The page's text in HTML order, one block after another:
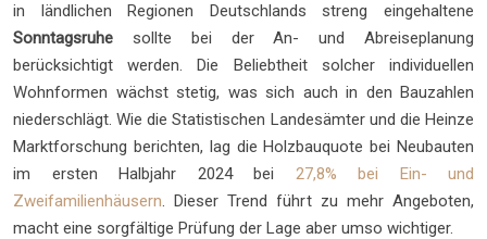
in ländlichen Regionen Deutschlands streng eingehaltene
Sonntagsruhe sollte bei der An- und Abreiseplanung
berücksichtigt werden. Die Beliebtheit solcher individuellen
Wohnformen wächst stetig, was sich auch in den Bauzahlen
niederschlägt. Wie die Statistischen Landesämter und die Heinze
Marktforschung berichten, lag die Holzbauquote bei Neubauten
im ersten Halbjahr 2024 bei 27,8% bei Ein- und
Zweifamilienhäusern. Dieser Trend führt zu mehr Angeboten,
macht eine sorgfältige Prüfung der Lage aber umso wichtiger.